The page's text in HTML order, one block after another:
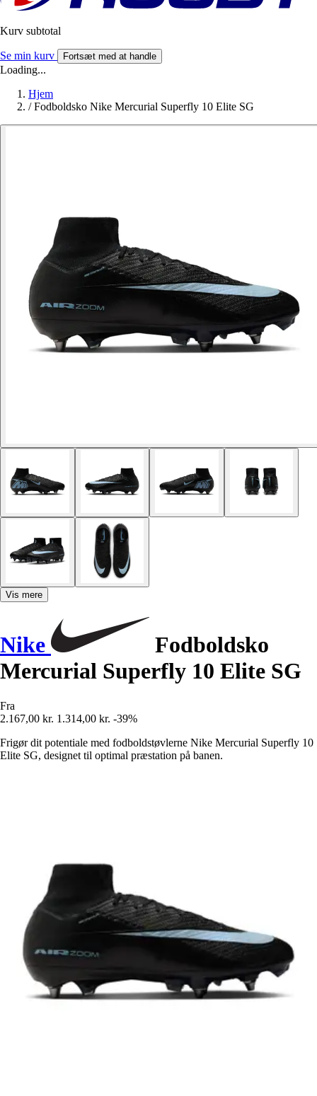
Kurv subtotal
Se min kurv Fortsæt med at handle
Loading...
Hjem
/ Fodboldsko Nike Mercurial Superfly 10 Elite SG
Vis mere
Nike
Fodboldsko
Mercurial Superfly 10 Elite SG
Fra
2.167,00 kr. 1.314,00 kr. -39%
Frigør dit potentiale med fodboldstøvlerne Nike Mercurial Superfly 10
Elite SG, designet til optimal præstation på banen.